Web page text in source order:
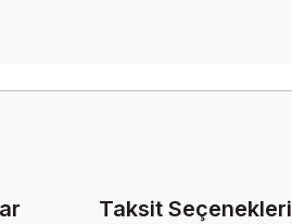
Taksit Seçenekleri